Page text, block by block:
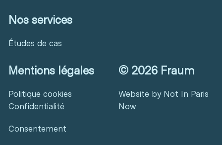
Nos services
Études de cas
Mentions légales
Politique cookies
Confidentialité
Consentement
© 2026Fraum
Website by Not In Paris
Now